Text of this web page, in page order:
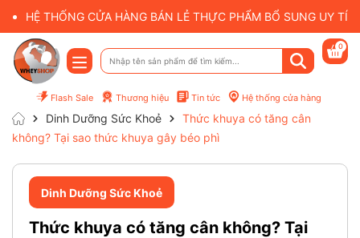
HỆ THỐNG CỬA HÀNG BÁN LẺ THỰC PHẨM BỔ SUNG UY
Flash Sale Thương hiệu Tin tức Hệ thống cửa hàng
0
Dinh Dưỡng Sức Khoẻ
Thức khuya có tăng cân
không? Tại sao thức khuya gây béo phì
Dinh Dưỡng Sức Khoẻ
Thức khuya có tăng cân không? Tại